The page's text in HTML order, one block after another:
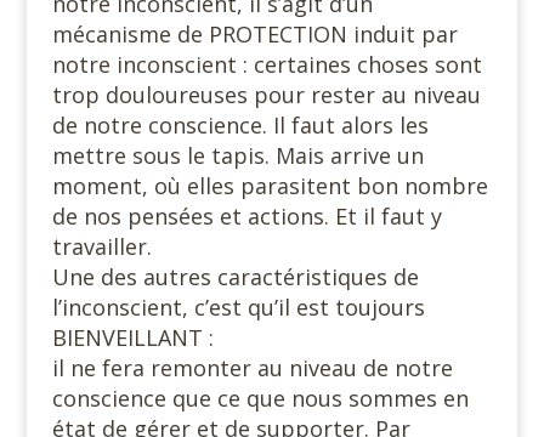
mécanisme de PROTECTION induit par
notre inconscient : certaines choses sont
trop douloureuses pour rester au niveau
de notre conscience. Il faut alors les
mettre sous le tapis. Mais arrive un
moment, où elles parasitent bon nombre
de nos pensées et actions. Et il faut y
travailler.
Une des autres caractéristiques de
l’inconscient, c’est qu’il est toujours
BIENVEILLANT :
il ne fera remonter au niveau de notre
conscience que ce que nous sommes en
état de gérer et de supporter. Par